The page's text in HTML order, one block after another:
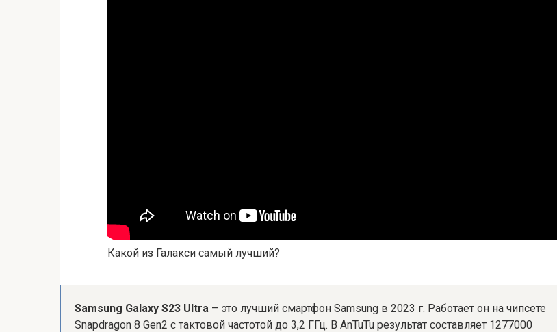
Какой из Галакси самый лучший?
Samsung Galaxy S23 Ultra – это лучший смартфон Samsung в 2023 г. Работает он на чипсете
Snapdragon 8 Gen2 с тактовой частотой до 3,2 ГГц. В AnTuTu результат составляет 1277000